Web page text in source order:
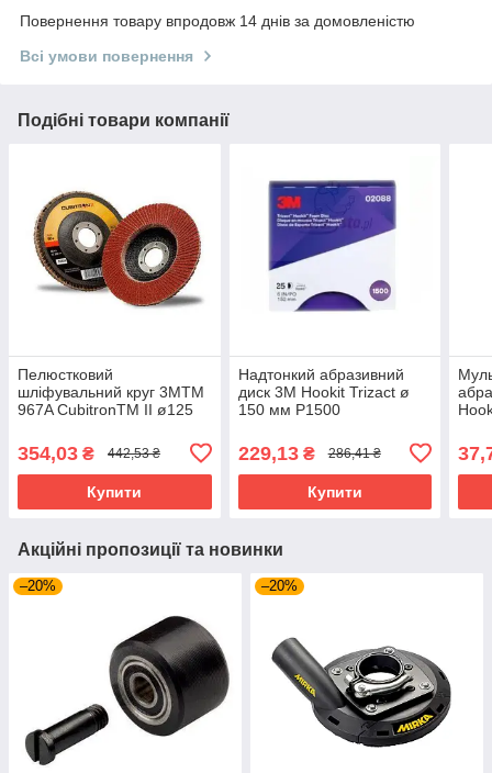
Повернення товару впродовж 14 днів за домовленістю
Всі умови повернення
Подібні товари компанії
Пелюстковий
шліфувальний круг 3MTM
967A CubitronTM II ø125
354,03 ₴ 442,53 ₴
Купити
Надтонкий абразивний
диск 3M Hookit Trizact ø
150 мм P1500
229,13₴ 286,41 ₴
Купити
Акційні пропозиції та новинки
–20% –20%